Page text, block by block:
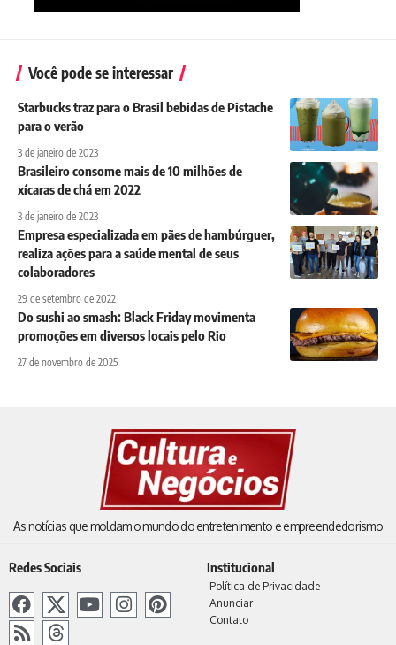
Você pode se interessar
Starbucks traz para o Brasil bebidas de Pistache
para o verão
3 de janeiro de 2023
Brasileiro consome mais de 10 milhões de
xícaras de chá em 2022
3 de janeiro de 2023
Empresa especializada em pães de hambúrguer,
realiza ações para a saúde mental de seus
colaboradores
29 de setembro de 2022
Do sushi ao smash: Black Friday movimenta
promoções em diversos locais pelo Rio
27 de novembro de 2025
As notícias que moldam o mundo do entretenimento e empreendedorismo
Redes Sociais Institucional
Política de Privacidade
Anunciar
Contato